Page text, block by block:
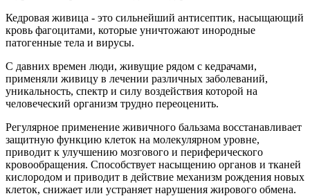
Кедровая живица - это сильнейший антисептик, насыщающий
кровь фагоцитами, которые уничтожают инородные
патогенные тела и вирусы.
С давних времен люди, живущие рядом с кедрачами,
применяли живицу в лечении различных заболеваний,
уникальность, спектр и силу воздействия которой на
человеческий организм трудно переоценить.
Регулярное применение живичного бальзама восстанавливает
защитную функцию клеток на молекулярном уровне,
приводит к улучшению мозгового и периферического
кровообращения. Способствует насыщению органов и тканей
кислородом и приводит в действие механизм рождения новых
клеток, снижает или устраняет нарушения жирового обмена.